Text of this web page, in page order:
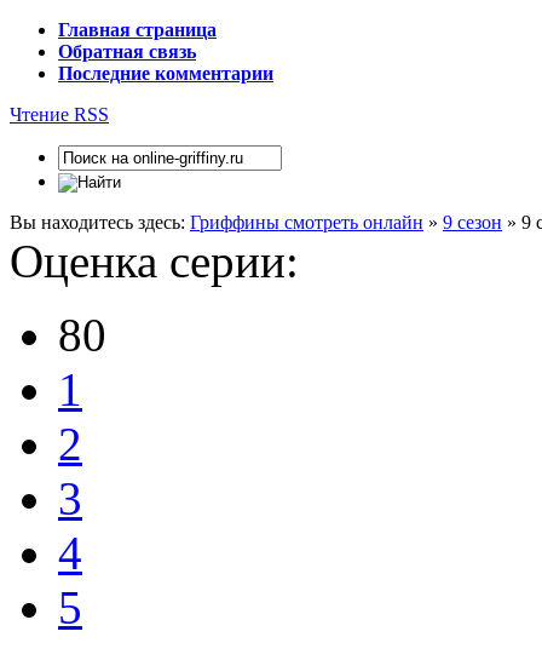
Главная страница
Обратная связь
Последние комментарии
Чтение RSS
Вы находитесь здесь: Гриффины смотреть онлайн » 9 сезон » 9
Оценка серии:
80
1
2
3
4
5